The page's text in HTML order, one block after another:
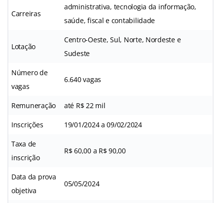
Carreiras
administrativa, tecnologia da informação,
saúde, fiscal e contabilidade
Lotação
Centro-Oeste, Sul, Norte, Nordeste e
Sudeste
Número de
vagas
6.640 vagas
Remuneração até R$ 22 mil
Inscrições 19/01/2024 a 09/02/2024
Taxa de
inscrição
R$ 60,00 a R$ 90,00
Data da prova
objetiva
05/05/2024